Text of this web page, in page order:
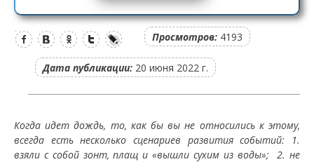
Просмотров: 4193
Дата публикации: 20 июня 2022 г.
Когда идет дождь, то, как бы вы не относились к этому,
всегда есть несколько сценариев развития событий: 1.
взяли с собой зонт, плащ и «вышли сухим из воды»; 2. не